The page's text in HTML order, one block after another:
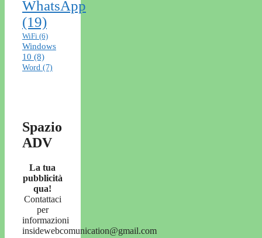
WhatsApp
(19)
WiFi (6)
Windows
10 (8)
Word (7)
Spazio
ADV
La tua
pubblicità
qua!
Contattaci
per
informazioni
insidewebcomunication@gmail.com